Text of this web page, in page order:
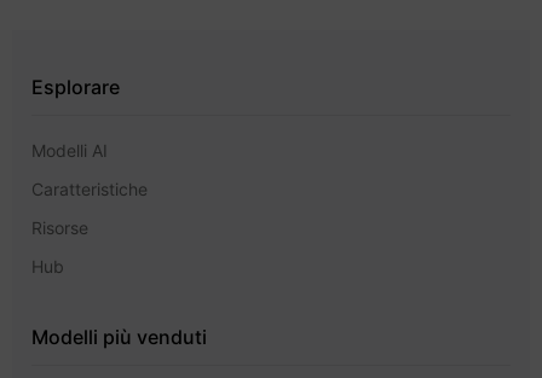
Esplorare
Modelli AI
Caratteristiche
Risorse
Hub
Modelli più venduti